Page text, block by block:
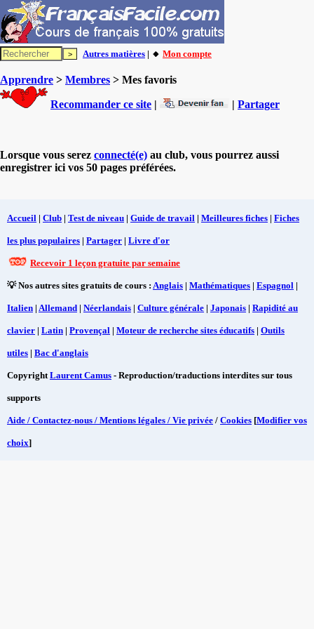
Autres matières | 🔸 Mon compte
Apprendre > Membres > Mes favoris
Recommander ce site | | Partager
Lorsque vous serez connecté(e) au club, vous pourrez aussi
enregistrer ici vos 50 pages préférées.
Accueil | Club | Test de niveau | Guide de travail | Meilleures fiches | Fiches
les plus populaires | Partager | Livre d'or
Recevoir 1 leçon gratuite par semaine
💡 Nos autres sites gratuits de cours : Anglais | Mathématiques | Espagnol |
Italien | Allemand | Néerlandais | Culture générale | Japonais | Rapidité au
clavier | Latin | Provençal | Moteur de recherche sites éducatifs | Outils
utiles | Bac d'anglais
CopyrightLaurent Camus - Reproduction/traductions interdites sur tous
supports
Aide / Contactez-nous / Mentions légales / Vie privée / Cookies [Modifier vos
choix]